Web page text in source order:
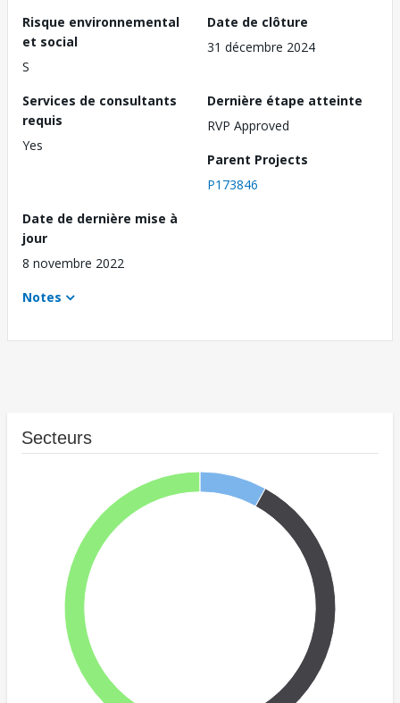
Risque environnemental
et social
S
Date de clôture
31 décembre 2024
Services de consultants
requis
Yes
Dernière étape atteinte
RVP Approved
Parent Projects
P173846
Date de dernière mise à
jour
8 novembre 2022
Notes
Secteurs